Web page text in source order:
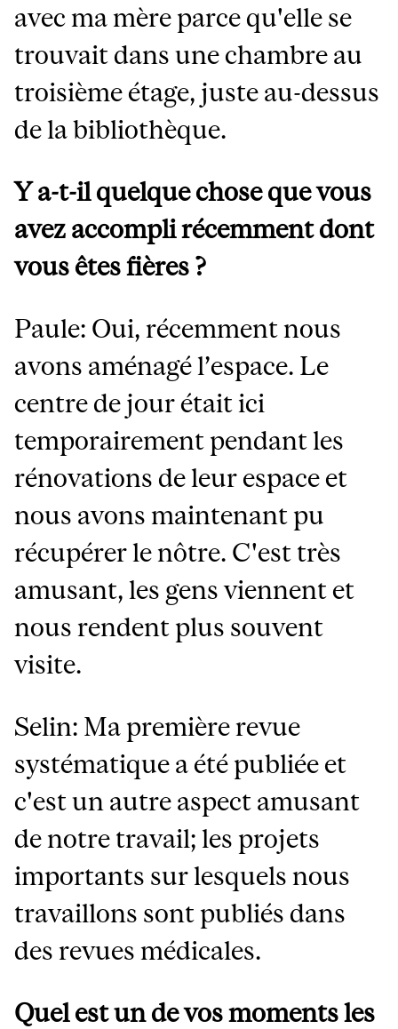
avec ma mère parce qu'elle se
trouvait dans une chambre au
troisième étage, juste au-dessus
de la bibliothèque.
Y a-t-il quelque chose que vous
avez accompli récemment dont
vous êtes fières ?
Paule: Oui, récemment nous
avons aménagé l’espace. Le
centre de jour était ici
temporairement pendant les
rénovations de leur espace et
nous avons maintenant pu
récupérer le nôtre. C'est très
amusant, les gens viennent et
nous rendent plus souvent
visite.
Selin: Ma première revue
systématique a été publiée et
c'est un autre aspect amusant
de notre travail; les projets
importants sur lesquels nous
travaillons sont publiés dans
des revues médicales.
Quel est un de vos moments les